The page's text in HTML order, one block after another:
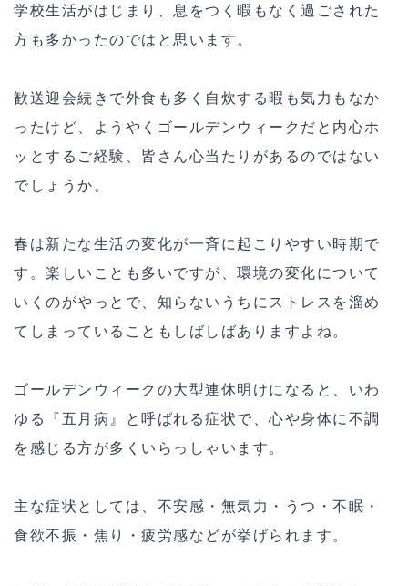
学校生活がはじまり、息をつく暇もなく過ごされた
方も多かったのではと思います。
歓送迎会続きで外食も多く自炊する暇も気力もなか
ったけど、ようやくゴールデンウィークだと内心ホ
ッとするご経験、皆さん心当たりがあるのではない
でしょうか。
春は新たな生活の変化が一斉に起こりやすい時期で
す。楽しいことも多いですが、環境の変化について
いくのがやっとで、知らないうちにストレスを溜め
てしまっていることもしばしばありますよね。
ゴールデンウィークの大型連休明けになると、いわ
ゆる『五月病』と呼ばれる症状で、心や身体に不調
を感じる方が多くいらっしゃいます。
主な症状としては、不安感・無気力・うつ・不眠・
食欲不振・焦り・疲労感などが挙げられます。